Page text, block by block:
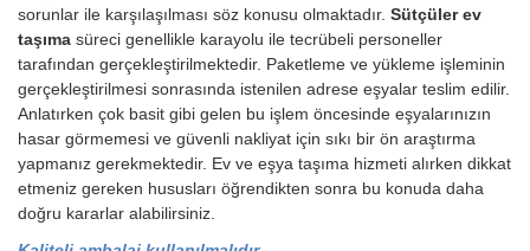
sorunlar ile karşılaşılması söz konusu olmaktadır. Sütçüler ev
taşıma süreci genellikle karayolu ile tecrübeli personeller
tarafından gerçekleştirilmektedir. Paketleme ve yükleme işleminin
gerçekleştirilmesi sonrasında istenilen adrese eşyalar teslim edilir.
Anlatırken çok basit gibi gelen bu işlem öncesinde eşyalarınızın
hasar görmemesi ve güvenli nakliyat için sıkı bir ön araştırma
yapmanız gerekmektedir. Ev ve eşya taşıma hizmeti alırken dikkat
etmeniz gereken hususları öğrendikten sonra bu konuda daha
doğru kararlar alabilirsiniz.